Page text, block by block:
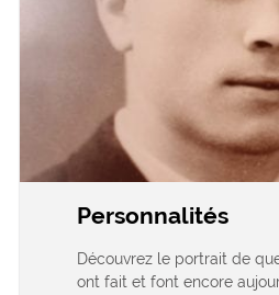
Personnalités
Découvrez le portrait de
ont fait et font encore